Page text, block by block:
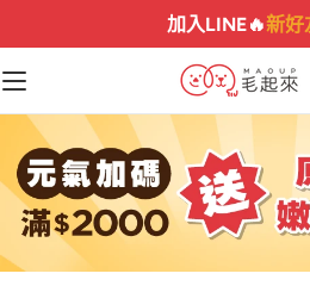
折$222最後機會